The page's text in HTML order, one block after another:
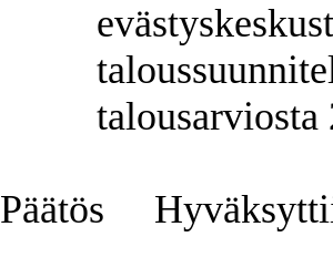
talousarviosta
Päätös